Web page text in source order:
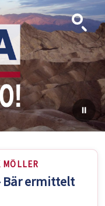
Suche
Bär ermittelt